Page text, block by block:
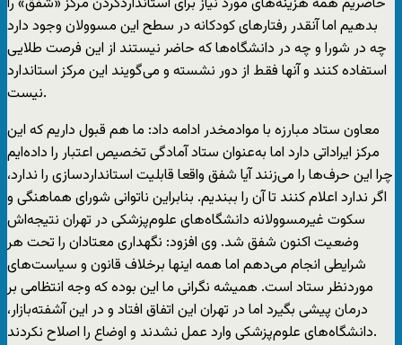
بدهیم اما آنقدر رفتارهای کودکانه در سطح این مسوولان وجود دارد
چه در شورا و چه در دانشگاه‌ها که حاضر نیستند از این فرصت طلایی
استفاده کنند و آنها فقط از دور نشسته و می‌گویند این مرکز استاندارد
نیست.
معاون ستاد مبارزه با موادمخدر ادامه داد: ما هم قبول داریم که این
مرکز ایراداتی دارد اما به‌عنوان ستاد آمادگی تخصیص اعتبار را داده‌ایم
چرا این حرف‌ها را می‌زنند آیا شفق واقعا قابلیت استانداردسازی را ندارد،
اگر ندارد اعلام کنند تا آن را ببندیم. بنابراین ناتوانی شورای هماهنگی و
سکوت غیرمسوولانه دانشگاه‌های علوم‌پزشکی در تهران نتیجه‌اش
وضعیت اکنون شفق شد. وی افزود: نگهداری معتادان را تحت هر
شرایطی انجام می‌دهم اما همه اینها برخلاف قانون و سیاست‌های
موردنظر ستاد است. همیشه نگرانی ما این بوده که وجه انتظامی بر
درمان پیشی بگیرد اما در تهران این اتفاق افتاد و در این آشفته‌بازار،
دانشگاه‌های علوم‌پزشکی وارد عمل نشدند و اوضاع را اصلاح نکردند.